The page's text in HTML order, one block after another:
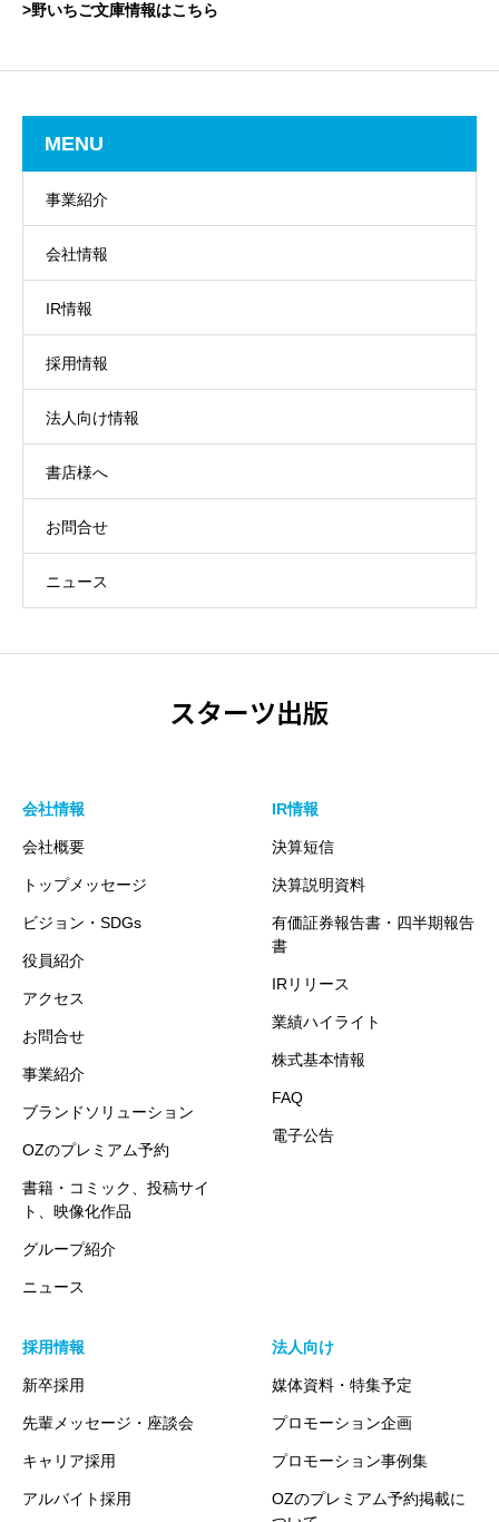
>野いちご文庫情報はこちら
MENU
事業紹介
会社情報
IR情報
採用情報
法人向け情報
書店様へ
お問合せ
ニュース
スターツ出版
会社情報
会社概要
トップメッセージ
ビジョン・SDGs
役員紹介
アクセス
お問合せ
事業紹介
ブランドソリューション
OZのプレミアム予約
書籍・コミック、投稿サイ
ト、映像化作品
グループ紹介
ニュース
IR情報
決算短信
決算説明資料
有価証券報告書・四半期報告
書
IRリリース
業績ハイライト
株式基本情報
FAQ
電子公告
採用情報
新卒採用
先輩メッセージ・座談会
キャリア採用
アルバイト採用
法人向け
媒体資料・特集予定
プロモーション企画
プロモーション事例集
OZのプレミアム予約掲載に